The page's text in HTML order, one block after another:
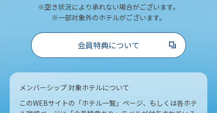
※空き状況により承れない場合がございます。
※一部対象外のホテルがございます。
会員特典について
メンバーシップ 対象ホテルについて
このWEBサイトの「ホテル一覧」ページ、もしくは各ホテ